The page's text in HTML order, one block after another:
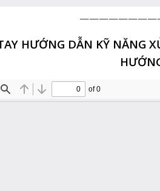
HƯỚNG DẪN KỸ NĂNG